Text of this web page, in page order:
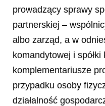
prowadzący sprawy
partnerskiej –
albo zarząd, a w
komandytowej i
komplementariusze
przypadku osoby
działalność